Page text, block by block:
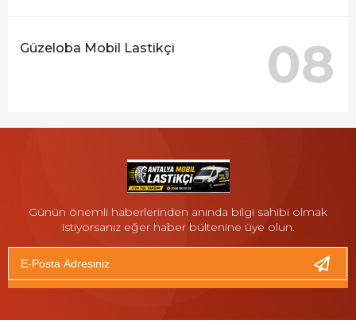
Güzeloba Mobil Lastikçi 08
Günün önemli haberlerinden anında bilgi sahibi olmak
istiyorsanız eğer haber bültenine üye olun.